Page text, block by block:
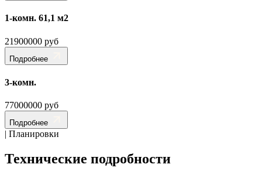
1-комн. 61,1 м2
21900000 руб
Подробнее
3-комн.
77000000 руб
Подробнее
| Планировки
Технические подробности